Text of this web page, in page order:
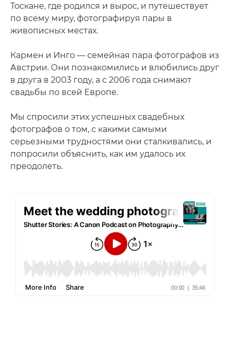
Тоскане, где родился и вырос, и путешествует
по всему миру, фотографируя пары в
живописных местах.
Кармен и Инго — семейная пара фотографов из
Австрии. Они познакомились и влюбились друг
в друга в 2003 году, а с 2006 года снимают
свадьбы по всей Европе.
Мы спросили этих успешных свадебных
фотографов о том, с какими самыми
серьезными трудностями они сталкивались, и
попросили объяснить, как им удалось их
преодолеть.